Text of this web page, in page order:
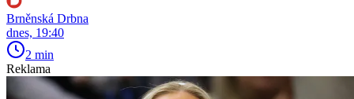
Brněnská Drbna
dnes, 19:40
2 min
Reklama